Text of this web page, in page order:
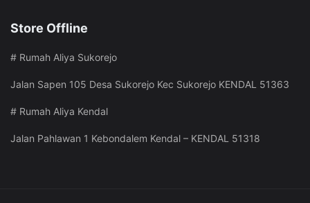
Store Offline
# Rumah Aliya Sukorejo
Jalan Sapen 105 Desa Sukorejo Kec Sukorejo KENDAL 51363
# Rumah Aliya Kendal
Jalan Pahlawan 1 Kebondalem Kendal – KENDAL 51318